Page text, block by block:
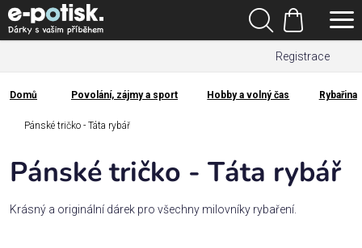
Přejít
na
obsah
Registrace
Hledat
Nákupní
košík
Kategorie
Dárek
Domů
Domů Povolání, zájmy a sport Hobby a volný čas Rybařina
Pánské tričko - Táta rybář
Pánské tričko - Táta rybář
Krásný a originální dárek pro všechny milovníky rybaření.